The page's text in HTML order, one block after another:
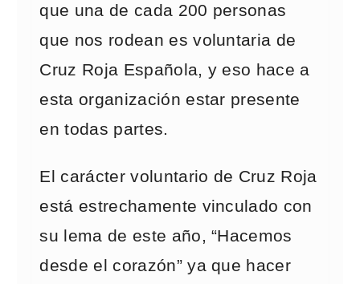
que una de cada 200 personas
que nos rodean es voluntaria de
Cruz Roja Española, y eso hace a
esta organización estar presente
en todas partes.
El carácter voluntario de Cruz Roja
está estrechamente vinculado con
su lema de este año, “Hacemos
desde el corazón” ya que hacer